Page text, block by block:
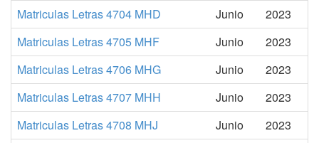
Matriculas Letras 4704 MHD
Junio
2023
Matriculas Letras 4705 MHF
Junio
2023
Matriculas Letras 4706 MHG
Junio
2023
Matriculas Letras 4707 MHH
Junio
2023
Matriculas Letras 4708 MHJ
Junio
2023